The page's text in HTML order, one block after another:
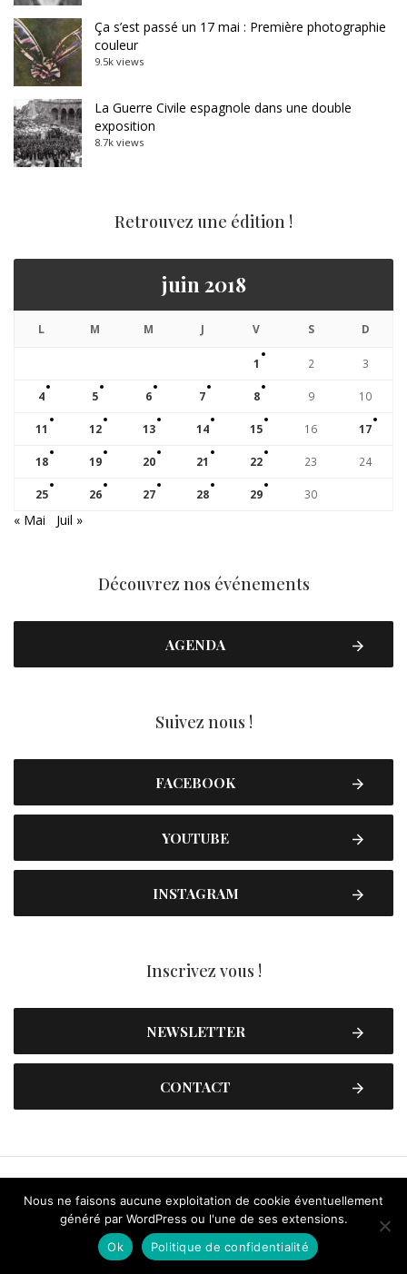
Ça s’est passé un 17 mai : Première photographie
couleur
9.5k views
La Guerre Civile espagnole dans une double
exposition
8.7k views
Retrouvez une édition !
juin 2018
L M M J V S D
1 2 3
4 5 6 7 8 9 10
11 12 13 14 15 16 17
18 19 20 21 22 23 24
25 26 27 28 29 30
« Mai Juil »
Découvrez nos événements
AGENDA
Suivez nous !
FACEBOOK
YOUTUBE
INSTAGRAM
Inscrivez vous !
NEWSLETTER
CONTACT
Contactez-nous Plan du site
Mentions légales
Nous ne faisons aucune exploitation de cookie éventuellement
généré par WordPress ou l'une de ses extensions.
Ok
Politique de confidentialité